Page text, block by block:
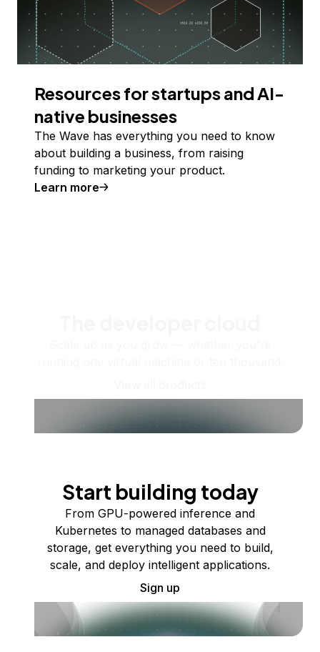
Resources for startups and AI-
native businesses
The Wave has everything you need to know
about building a business, from raising
funding to marketing your product.
Learn more
Start building today
From GPU-powered inference and
Kubernetes to managed databases and
storage, get everything you need to build,
scale, and deploy intelligent applications.
Sign up